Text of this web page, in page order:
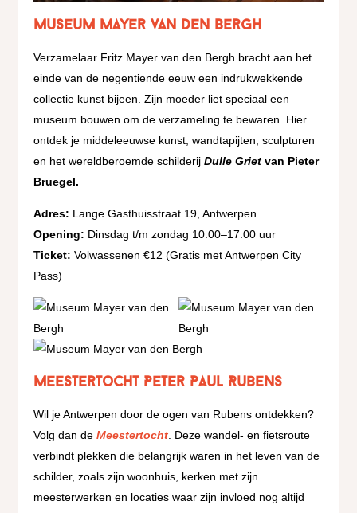
Museum Mayer van den Bergh
Verzamelaar Fritz Mayer van den Bergh bracht aan het
einde van de negentiende eeuw een indrukwekkende
collectie kunst bijeen. Zijn moeder liet speciaal een
museum bouwen om de verzameling te bewaren. Hier
ontdek je middeleeuwse kunst, wandtapijten, sculpturen
en het wereldberoemde schilderijDulle Griet van Pieter
Bruegel.
Adres: Lange Gasthuisstraat 19, Antwerpen
Opening: Dinsdag t/m zondag 10.00–17.00 uur
Ticket: Volwassenen €12 (Gratis met Antwerpen City
Pass)
Meestertocht Peter Paul Rubens
Wil je Antwerpen door de ogen van Rubens ontdekken?
Volg dan deMeestertocht. Deze wandel- en fietsroute
verbindt plekken die belangrijk waren in het leven van de
schilder, zoals zijn woonhuis, kerken met zijn
meesterwerken en locaties waar zijn invloed nog altijd